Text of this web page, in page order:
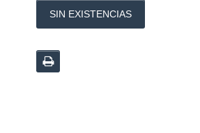
SIN EXISTENCIAS